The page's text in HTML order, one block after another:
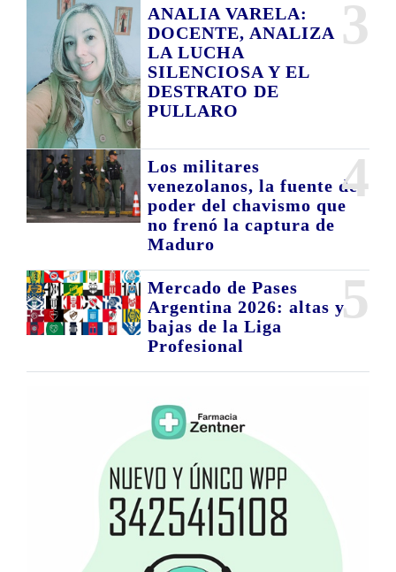
3
ANALIA VARELA:
DOCENTE, ANALIZA
LA LUCHA
SILENCIOSA Y EL
DESTRATO DE
PULLARO
4
Los militares
venezolanos, la fuente de
poder del chavismo que
no frenó la captura de
Maduro
5
Mercado de Pases
Argentina 2026: altas y
bajas de la Liga
Profesional